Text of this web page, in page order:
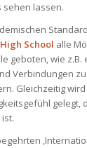
sehen lassen.
School alle
geboten, wie z.B.
Verbindungen
Gleichzeitig
gelegt,